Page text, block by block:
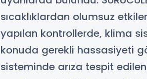
sıcaklıklardan olumsuz
yapılan kontrollerde, klima
konuda gerekli hassasiyeti
sisteminde arıza tespit